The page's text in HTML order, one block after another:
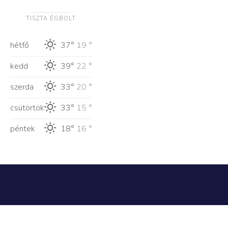
TISZTA ÉGBOLT
hétfő 37° 19 °
kedd
39° 22 °
szerda
33° 20 °
csütörtök
33° 15 °
péntek
18° 16 °